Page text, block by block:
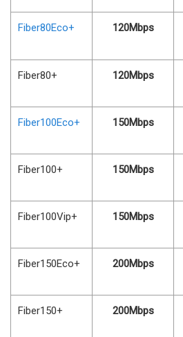
Fiber80Eco+ 120Mbps
Fiber80+ 120Mbps
Fiber100Eco+ 150Mbps
Fiber100+ 150Mbps
Fiber100Vip+ 150Mbps
Fiber150Eco+ 200Mbps
Fiber150+ 200Mbps